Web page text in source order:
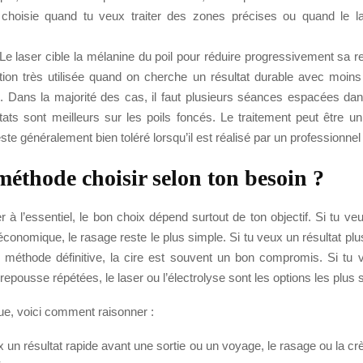
quand tu veux traiter des zones précises ou quand le
laser cible la mélanine du poil pour réduire progressivement sa
très utilisée quand on cherche un résultat durable avec moins
Dans la majorité des cas, il faut plusieurs séances espacées
sont meilleurs sur les poils foncés. Le traitement peut être
généralement bien toléré lorsqu’il est réalisé par un
choisir selon ton besoin ?
à l’essentiel, le bon choix dépend surtout de ton objectif. Si tu
le rasage reste le plus simple. Si tu veux un résultat
définitive, la cire est souvent un bon compromis. Si tu
répétées, le laser ou l’électrolyse sont les options les plus
voici comment raisonner :
un résultat rapide avant une sortie ou un voyage, le rasage ou la